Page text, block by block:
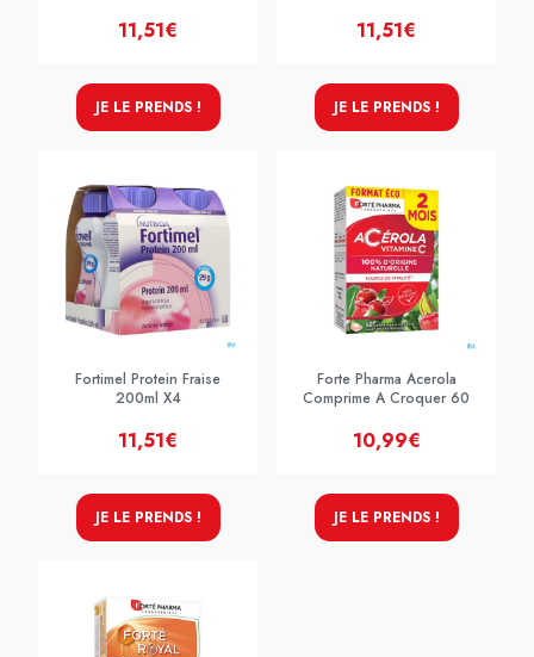
11,51€
JE LE PRENDS !
11,51€
JE LE PRENDS !
Fortimel Protein Fraise
200ml X4
11,51€
JE LE PRENDS !
Forte Pharma Acerola
Comprime A Croquer 60
10,99€
JE LE PRENDS !